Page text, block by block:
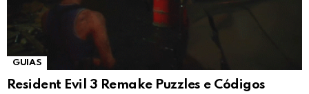
GUIAS
Resident Evil 3 Remake Puzzles e Códigos